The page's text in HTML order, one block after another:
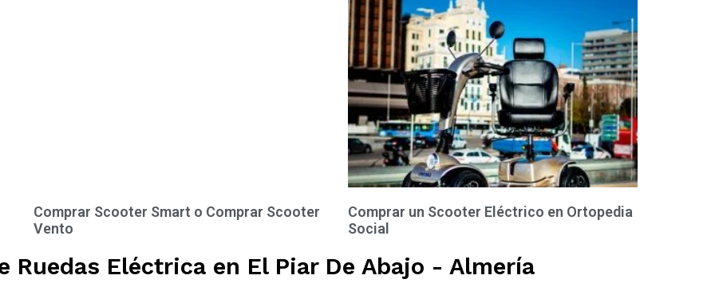
Comprar Scooter Smart o Comprar Scooter
Vento
Comprar un Scooter Eléctrico en Ortopedia
Social
Ruedas Eléctrica en El Piar De Abajo - Almería